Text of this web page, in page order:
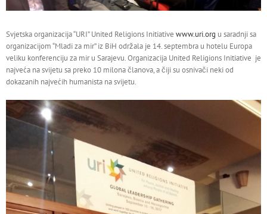
Svjetska organizacija “URI” United Religions Initiative www.uri.org u saradnji sa
organizacijom “Mladi za mir” iz BiH održala je 14. septembra u hotelu Europa
veliku konferenciju za mir u Sarajevu. Organizacija United Religions Initiative je
najveća na svijetu sa preko 10 milona članova, a čiji su osnivači neki od
dokazanih najvećih humanista na svijetu.